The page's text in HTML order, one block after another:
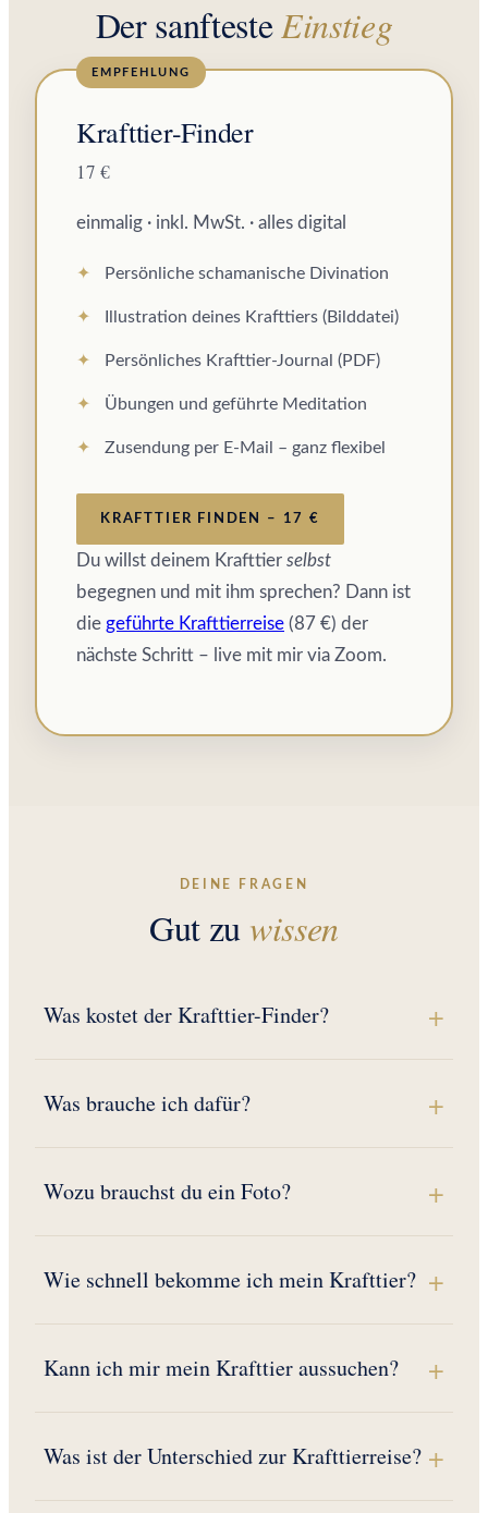
Der sanftesteEinstieg
Krafttier-Finder
17 €
einmalig · inkl. MwSt. · alles digital
Persönliche schamanische Divination
Illustration deines Krafttiers (Bilddatei)
Persönliches Krafttier-Journal (PDF)
Übungen und geführte Meditation
Zusendung per E-Mail – ganz flexibel
KRAFTTIER FINDEN – 17 €
Du willst deinem Krafttier selbst
begegnen und mit ihm sprechen? Dann ist
die geführte Krafttierreise (87 €) der
nächste Schritt – live mit mir via Zoom.
DEINE FRAGEN
Gut zu wissen
Was kostet der Krafttier-Finder?
Was brauche ich dafür?
Wozu brauchst du ein Foto?
Wie schnell bekomme ich mein Krafttier?
Kann ich mir mein Krafttier aussuchen?
Was ist der Unterschied zur Krafttierreise?